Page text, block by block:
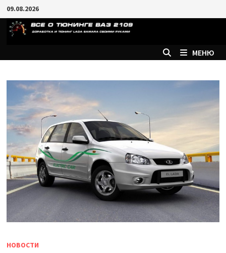
Перейти
к
содержимому
09.08.2026
МЕНЮ
НОВОСТИ